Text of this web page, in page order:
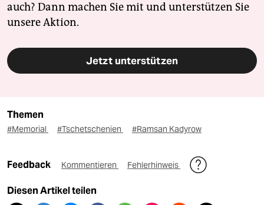
auch? Dann machen Sie mit und unterstützen Sie
unsere Aktion.
Jetzt unterstützen
Themen
#Memorial #Tschetschenien #Ramsan Kadyrow
Feedback Kommentieren Fehlerhinweis
Diesen Artikel teilen